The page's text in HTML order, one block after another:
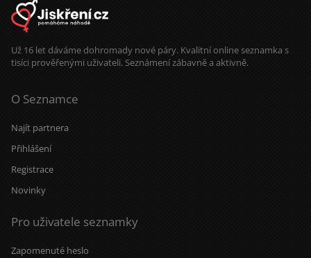
Už 16 let dáváme dohromady nové páry. Kvalitní online seznamka s
tisíci prověřenými uživateli. Seznámení zábavně a aktivně.
O Seznamce
Najít partnera
Přihlášení
Registrace
Novinky
Pro uživatele seznamky
Zapomenuté heslo